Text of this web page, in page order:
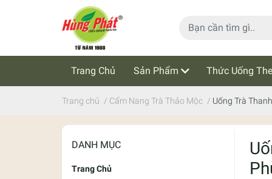
Trang Chủ Sản Phẩm Thức Uống
Cẩm Nang Trà Thảo Mộc Tin Tức
Trang chủ / Cẩm Nang Trà Thảo Mộc / Uống Trà
DANH MỤC
Trang Chủ